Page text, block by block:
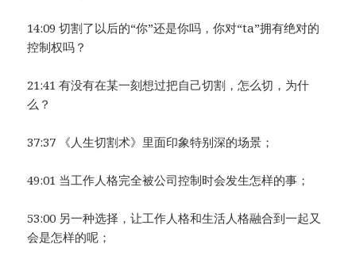
14:09 切割了以后的“你”还是你吗，你对“ta”拥有绝对的
控制权吗？
21:41 有没有在某一刻想过把自己切割，怎么切，为什
么？
37:37 《人生切割术》里面印象特别深的场景；
49:01 当工作人格完全被公司控制时会发生怎样的事；
53:00 另一种选择，让工作人格和生活人格融合到一起又
会是怎样的呢；